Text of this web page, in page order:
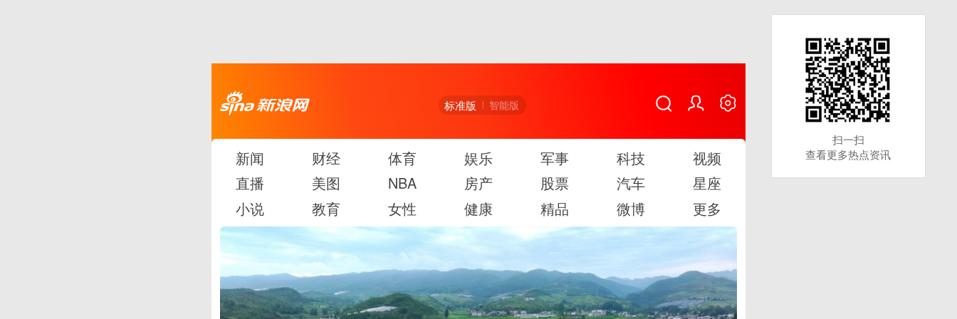
标准版 智能版
新闻 财经 体育 娱乐 军事 科技
视频
直播
美图 NBA 房产 股票 汽车
星座
小说
教育 女性 健康 精品 微博 更多
扫一扫
查看更多热点资讯
扫一扫
查看更多热点资讯